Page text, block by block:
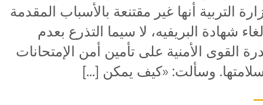
التربية أنها غير مقتنعة بالأسباب المقدمة
شهادة البريفيه، لا سيما التذرع بعدم
القوى الأمنية على تأمين أمن الإمتحانات
وسألت: «كيف يمكن […]